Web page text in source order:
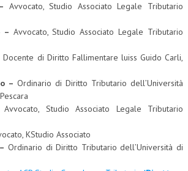
Avvocato, Studio Associato Legale Tributario
– Avvocato, Studio Associato Legale Tributario
Docente di Diritto Fallimentare luiss Guido Carli,
– Ordinario di Diritto Tributario dell’Università
Avvocato, Studio Associato Legale Tributario
KStudio Associato
Ordinario di Diritto Tributario dell’Università di